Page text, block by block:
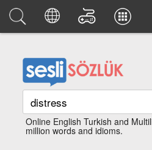
Online English Turkish and
million words and idioms.